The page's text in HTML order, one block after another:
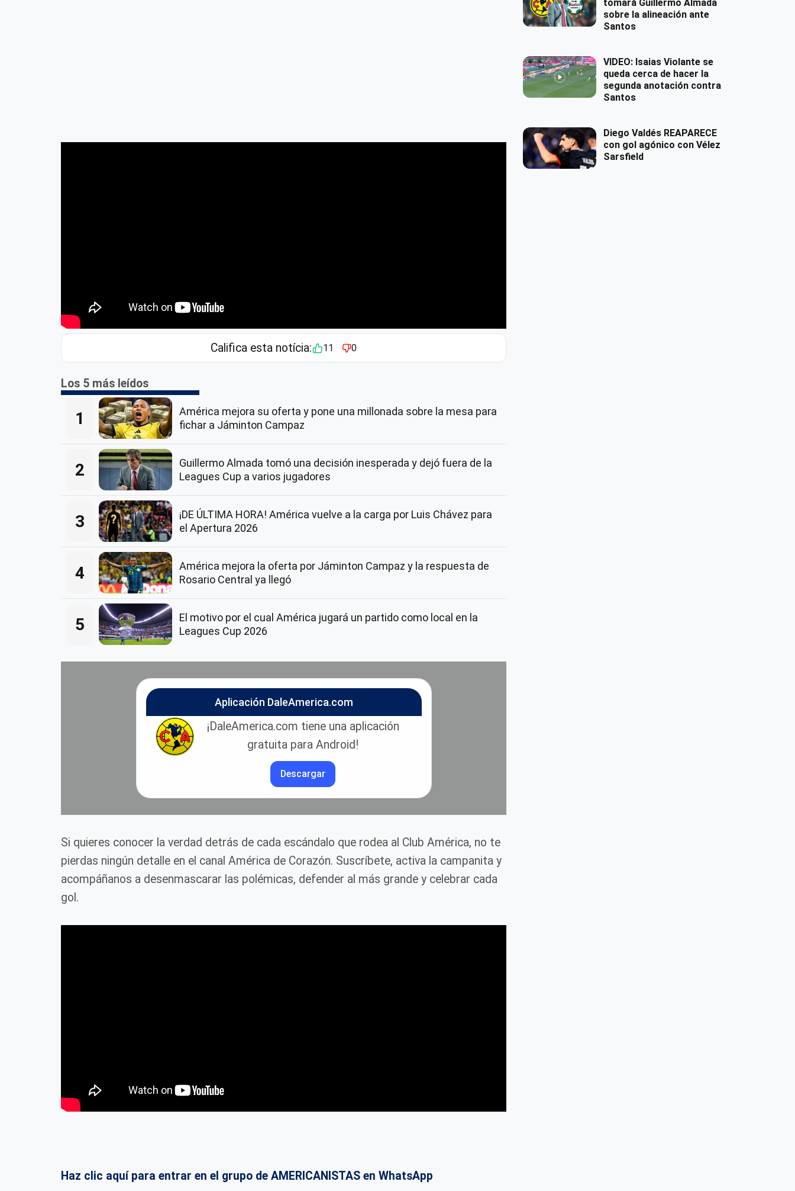
Califica esta notícia: 11 0
Los 5 más leídos
1
América mejora su oferta y pone una millonada sobre la mesa para
fichar a Jáminton Campaz
2
Guillermo Almada tomó una decisión inesperada y dejó fuera de la
Leagues Cup a varios jugadores
3
¡DE ÚLTIMA HORA! América vuelve a la carga por Luis Chávez para
el Apertura 2026
4
América mejora la oferta por Jáminton Campaz y la respuesta de
Rosario Central ya llegó
5
El motivo por el cual América jugará un partido como local en la
Leagues Cup 2026
Aplicación DaleAmerica.com
¡DaleAmerica.com tiene una aplicación
gratuita para Android!
Descargar
Si quieres conocer la verdad detrás de cada escándalo que rodea al Club América, no te
pierdas ningún detalle en el canal América de Corazón. Suscríbete, activa la campanita y
acompáñanos a desenmascarar las polémicas, defender al más grande y celebrar cada
gol.
Haz clic aquí para entrar en el grupo de AMERICANISTAS en WhatsApp
tomará Guillermo Almada
sobre la alineación ante
Santos
VIDEO: Isaias Violante se
queda cerca de hacer la
segunda anotación contra
Santos
Diego Valdés REAPARECE
con gol agónico con Vélez
Sarsfield